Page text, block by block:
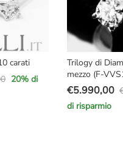
Trilogy di Diamanti 1 carato e
mezzo (F-VVS1) GIA
9.200,00 35 %